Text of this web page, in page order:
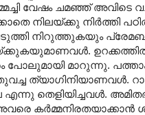
വേഷം ചമഞ്ഞ്
നിലയ്ക്കു നിർത്തി
നിറുത്തുകയും
പോലുമായി മാറുന്നു.
ത്യാഗിനിയാണവൾ.
എന്നു തെളിയിച്ചവൾ.
കർമ്മനിരതയാക്കാൻ